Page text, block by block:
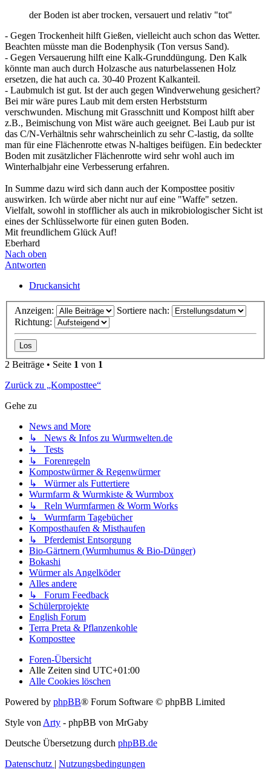
der Boden ist aber trocken, versauert und relativ "tot"
- Gegen Trockenheit hilft Gießen, vielleicht auch schon das Wetter.
Beachten müsste man die Bodenphysik (Ton versus Sand).
- Gegen Versauerung hilft eine Kalk-Grunddüngung. Den Kalk
könnte man auch durch Holzasche aus naturbelassenen Holz
ersetzen, die hat auch ca. 30-40 Prozent Kalkanteil.
- Laubmulch ist gut. Ist der auch gegen Windverwehung gesichert?
Bei mir wäre pures Laub mit dem ersten Herbststurm
verschwunden. Mischung mit Grasschnitt und Kompost hilft aber
z.B., Beimischung von Mist wäre auch geeignet. Bei Laub pur ist
das C/N-Verhältnis sehr wahrscheinlich zu sehr C-lastig, da sollte
man für eine Flächenrotte etwas N-haltiges beifügen. Ein bedeckter
Boden mit zusätzlicher Flächenrotte wird sehr wohl auch im
Winterhalbjahr eine Verbesserung erfahren.
In Summe dazu wird sich dann auch der Komposttee positiv
auswirken. Ich würde aber nicht nur auf eine "Waffe" setzen.
Vielfalt, sowohl in stofflicher als auch in mikrobiologischer Sicht ist
eines der Schlüsselworte für einen guten Boden.
Mit freundlichem Glück Auf!
Eberhard
Nach oben
Antworten
Druckansicht
Anzeigen:
Sortiere nach:
Richtung:
2 Beiträge • Seite 1 von 1
Zurück zu „Komposttee“
Gehe zu
News and More
↳ News & Infos zu Wurmwelten.de
↳ Tests
↳ Forenregeln
Kompostwürmer & Regenwürmer
↳ Würmer als Futtertiere
Wurmfarm & Wurmkiste & Wurmbox
↳ Reln Wurmfarmen & Worm Works
↳ Wurmfarm Tagebücher
Komposthaufen & Misthaufen
↳ Pferdemist Entsorgung
Bio-Gärtnern (Wurmhumus & Bio-Dünger)
Bokashi
Würmer als Angelköder
Alles andere
↳ Forum Feedback
Schülerprojekte
English Forum
Terra Preta & Pflanzenkohle
Komposttee
Foren-Übersicht
Alle Zeiten sind UTC+01:00
Alle Cookies löschen
Powered by phpBB® Forum Software © phpBB Limited
Style vonArty - phpBB von MrGaby
Deutsche Übersetzung durch phpBB.de
Datenschutz
Nutzungsbedingungen